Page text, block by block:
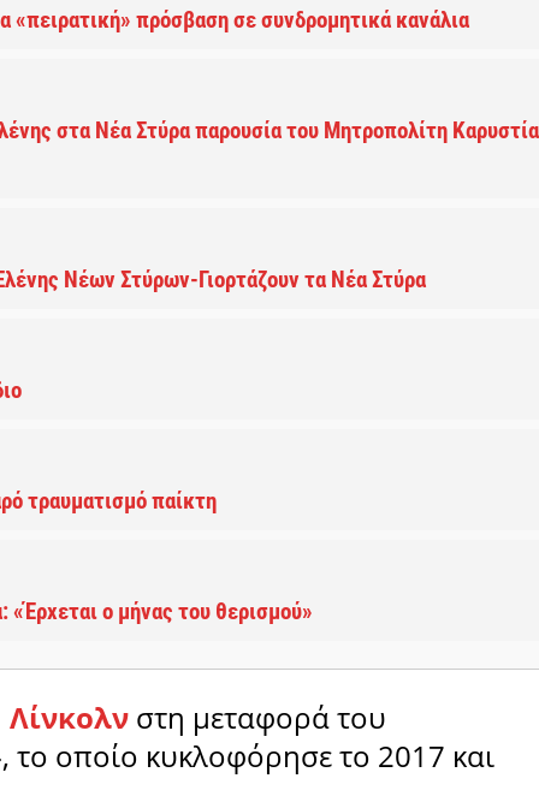
πρόσβαση σε συνδρομητικά κανάλια
στα Νέα Στύρα παρουσία του Μητροπολίτη
Νέων Στύρων-Γιορτάζουν τα Νέα Στύρα
τραυματισμό παίκτη
«Έρχεται ο μήνας του θερισμού»
στη μεταφορά του
οποίο κυκλοφόρησε το 2017 και